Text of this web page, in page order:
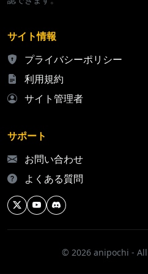
サイト情報
プライバシーポリシー
利用規約
サイト管理者
サポート
お問い合わせ
よくある質問
© 2026 anipochi -